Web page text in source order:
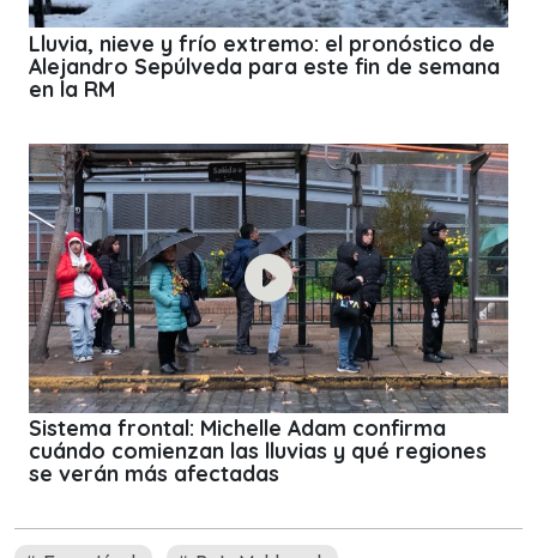
Lluvia, nieve y frío extremo: el pronóstico de
Alejandro Sepúlveda para este fin de semana
en la RM
Sistema frontal: Michelle Adam confirma
cuándo comienzan las lluvias y qué regiones
se verán más afectadas